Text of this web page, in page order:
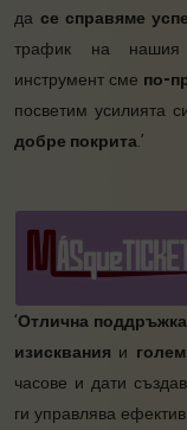
да се справяме
трафик на нашия
инструмент сме по-
посветим усилията
добре покрита.’
‘Отлична поддръжка
изисквания и
часове и дати
ги управлява